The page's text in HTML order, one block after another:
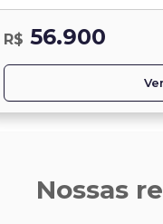
R$ 56.900
Nossas